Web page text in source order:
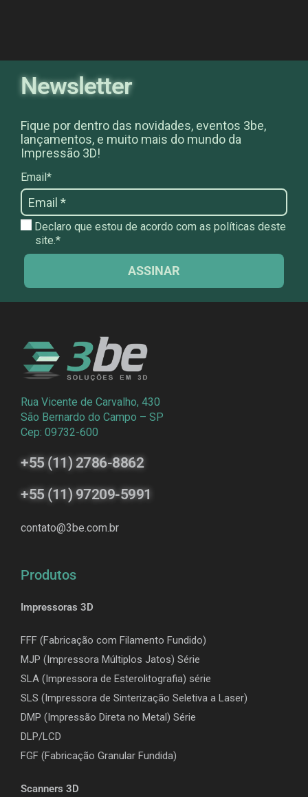
Newsletter
Fique por dentro das novidades, eventos 3be,
lançamentos, e muito mais do mundo da
Impressão 3D!
Email*
Declaro que estou de acordo com as políticas deste
site.*
ASSINAR
Rua Vicente de Carvalho, 430
São Bernardo do Campo – SP
Cep: 09732-600
+55 (11) 2786-8862
+55 (11) 97209-5991
contato@3be.com.br
Produtos
Impressoras 3D
FFF (Fabricação com Filamento Fundido)
MJP (Impressora Múltiplos Jatos) Série
SLA (Impressora de Esterolitografia) série
SLS (Impressora de Sinterização Seletiva a Laser)
DMP (Impressão Direta no Metal) Série
DLP/LCD
FGF (Fabricação Granular Fundida)
Scanners 3D